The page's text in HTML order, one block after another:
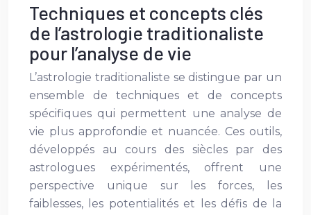
Techniques et concepts clés
de l’astrologie traditionaliste
pour l’analyse de vie
L’astrologie traditionaliste se distingue par un
ensemble de techniques et de concepts
spécifiques qui permettent une analyse de
vie plus approfondie et nuancée. Ces outils,
développés au cours des siècles par des
astrologues expérimentés, offrent une
perspective unique sur les forces, les
faiblesses, les potentialités et les défis de la